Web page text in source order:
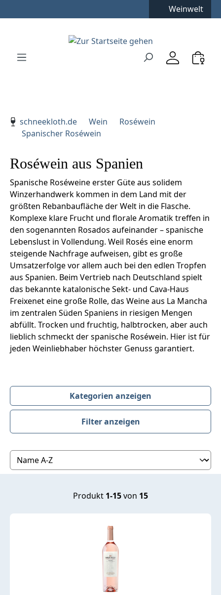
Zur Hauptnavigation springen
Weinwelt
schneekloth.de
Wein
Roséwein
Spanischer Roséwein
Roséwein aus Spanien
Spanische Roséweine erster Güte aus solidem
Winzerhandwerk kommen in dem Land mit der
größten Rebanbaufläche der Welt in die Flasche.
Komplexe klare Frucht und florale Aromatik treffen in
den sogenannten Rosados aufeinander – spanische
Lebenslust in Vollendung. Weil Rosés eine enorm
steigende Nachfrage aufweisen, gibt es große
Umsatzerfolge vor allem auch bei den edlen Tropfen
aus Spanien. Beim Vertrieb nach Deutschland spielt
das bekannte katalonische Sekt- und Cava-Haus
Freixenet eine große Rolle, das Weine aus La Mancha
im zentralen Süden Spaniens in riesigen Mengen
abfüllt. Trocken und fruchtig, halbtrocken, aber auch
lieblich schmeckt der spanische Roséwein. Hier ist für
jeden Weinliebhaber höchster Genuss garantiert.
Kategorien anzeigen
Filter anzeigen
Produktübersicht
Produkt 1-15von 15